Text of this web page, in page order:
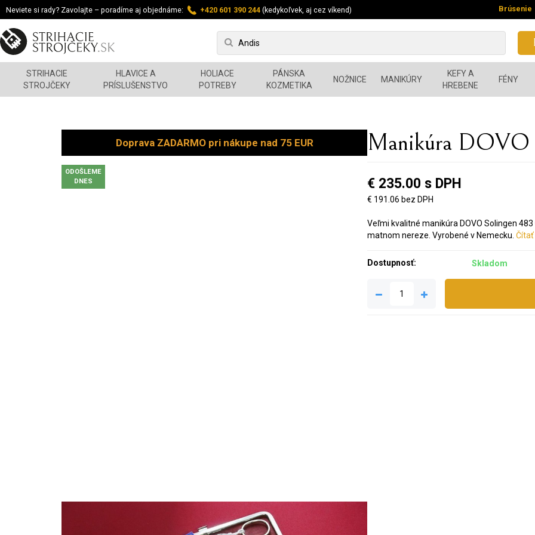
Neviete si rady? Zavolajte – poradíme aj objednáme: +420 601 390 244 (kedykoľvek, aj cez víkend) Brúsenie
STRIHACIE
STROJČEKY
HLAVICE A
PRÍSLUŠENSTVO
HOLIACE
POTREBY
PÁNSKA
KOZMETIKA
NOŽNICE MANIKÚRY
KEFY A
HREBENE
FÉNY
Doprava ZADARMO pri nákupe nad 75 EUR
ODOŠLEME
DNES
Manikúra DOVO
€ 235.00 s DPH
€ 191.06 bez DPH
Veľmi kvalitné manikúra DOVO Solingen
matnom nereze. Vyrobené v Nemecku.Čítať
Dostupnosť: Skladom